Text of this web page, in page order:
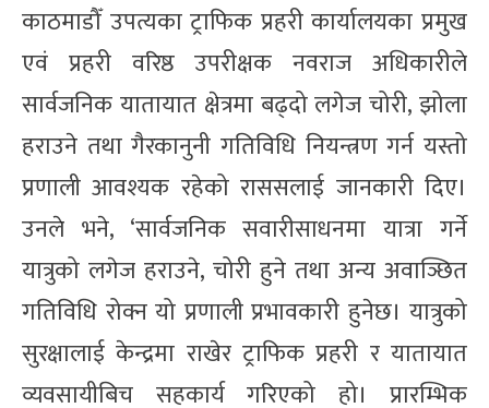
काठमाडौँ उपत्यका ट्राफिक प्रहरी कार्यालयका प्रमुख
एवं प्रहरी वरिष्ठ उपरीक्षक नवराज अधिकारीले
सार्वजनिक यातायात क्षेत्रमा बढ्दो लगेज चोरी, झोला
हराउने तथा गैरकानुनी गतिविधि नियन्त्रण गर्न यस्तो
प्रणाली आवश्यक रहेको राससलाई जानकारी दिए।
उनले भने, ‘सार्वजनिक सवारीसाधनमा यात्रा गर्ने
यात्रुको लगेज हराउने, चोरी हुने तथा अन्य अवाञ्छित
गतिविधि रोक्न यो प्रणाली प्रभावकारी हुनेछ। यात्रुको
सुरक्षालाई केन्द्रमा राखेर ट्राफिक प्रहरी र यातायात
व्यवसायीबिच सहकार्य गरिएको हो। प्रारम्भिक